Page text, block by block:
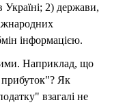
Україні; 2) держави,
інформацією.
Наприклад, що
прибуток"? Як
взагалі не